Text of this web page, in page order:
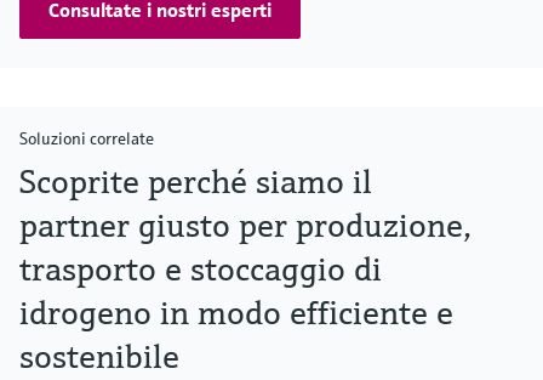
Consultate i nostri esperti
Soluzioni correlate
Scoprite perché siamo il
partner giusto per produzione,
trasporto e stoccaggio di
idrogeno in modo efficiente e
sostenibile